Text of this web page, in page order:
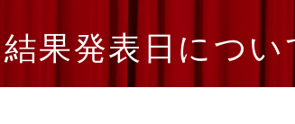
果発表日につい